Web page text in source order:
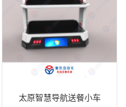
太原智慧导航送餐小车